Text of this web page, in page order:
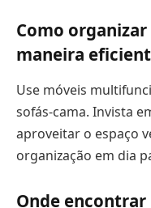
Como
maneira
Use móveis
sofás-cama. Invista
aproveitar o espaço
organização em dia
Onde